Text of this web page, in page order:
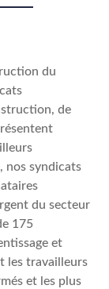
du
de
nos syndicats
du secteur
175
et
les travailleurs
et les plus